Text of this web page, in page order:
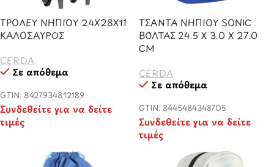
ΤΡΟΛΕΥ ΝΗΠΙΟΥ 24X28X11
ΚΑΛΟΣΑΥΡΟΣ
CERDA
Σε απόθεμα
GTIN: 8427934812189
Συνδεθείτε για να δείτε
τιμές
ΤΣΑΝΤΑ ΝΗΠΙΟΥ SONIC
ΒΟΛΤΑΣ 24.5 X 3.0 X 27.0
CM
CERDA
Σε απόθεμα
GTIN: 8445484348705
Συνδεθείτε για να δείτε
τιμές